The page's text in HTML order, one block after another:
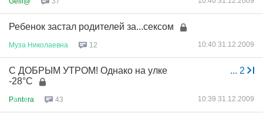
Ребенок застал родителей за...сексом
Муза Николаевна 12 10:40 31.12.2009
... 2
С ДОБРЫМ УТРОМ! Однако на улке
-28°C
Pаntеra 43 10:39 31.12.2009